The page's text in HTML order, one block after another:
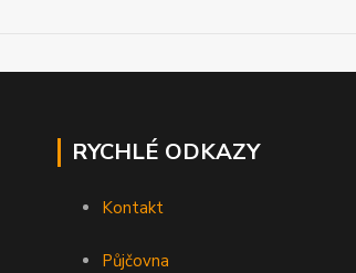
RYCHLÉ ODKAZY
Kontakt
Půjčovna